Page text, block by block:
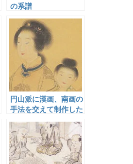
の系譜
円山派に漢画、南画の
手法を交えて制作した